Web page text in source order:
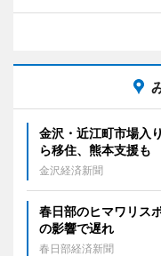
金沢・近江町市場入
ら移住、熊本支援も
金沢経済新聞
春日部のヒマワリス
の影響で遅れ
春日部経済新聞